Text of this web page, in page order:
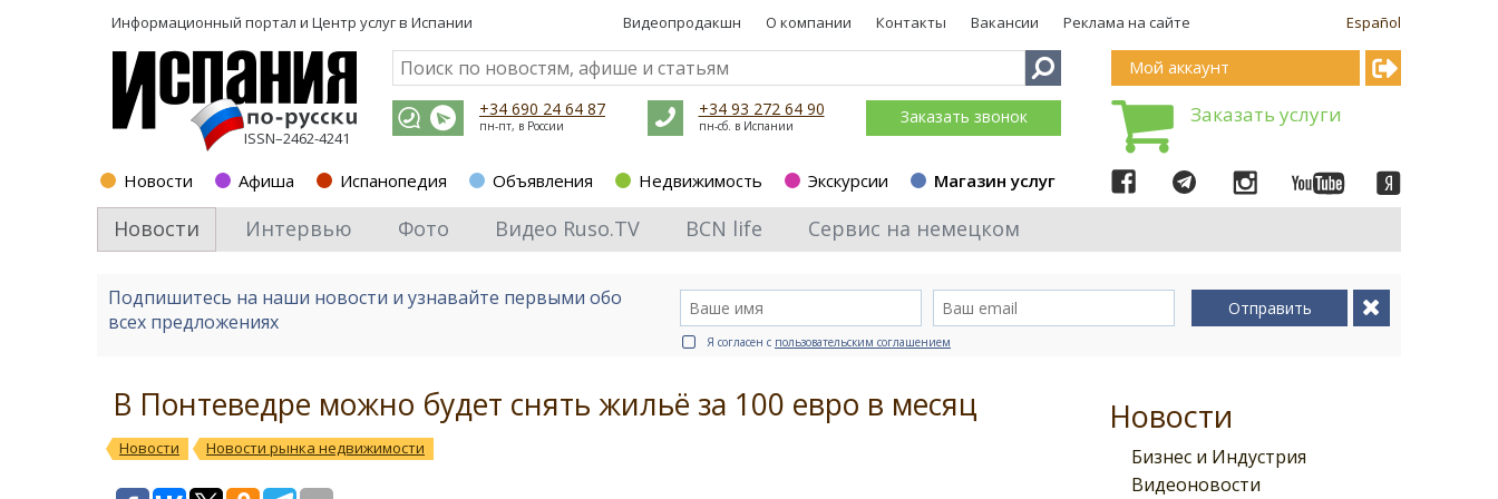
Информационный портал и Центр услуг в Испании Español
Видеопродакшн О компании Контакты Вакансии Реклама на сайте
ISSN–2462-4241
+34 690 24 64 87
пн-пт, в России
+34 93 272 64 90
пн-сб. в Испании Заказать звонок
Новости Афиша Испанопедия Объявления Недвижимость Экскурсии Магазин услуг
Мой аккаунт
Заказать услуги
Новости Интервью Фото Видео Ruso.TV BCN life Сервис на немецком
Подпишитесь на наши новости и узнавайте первыми обо
всех предложениях
Отправить
Я согласен с пользовательским соглашением
Новости
Бизнес и Индустрия
Видеоновости
В Понтеведре можно будет снять жильё за 100 евро в месяц
Новости Новости рынка недвижимости